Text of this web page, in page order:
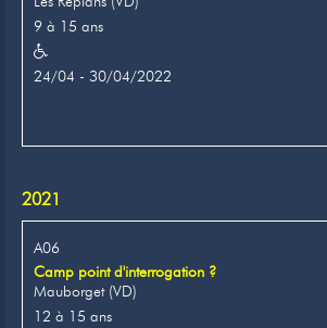
9 à 15 ans
24/04 - 30/04/2022
2021
A06
Camp point d'interrogation ?
Mauborget (VD)
12 à 15 ans